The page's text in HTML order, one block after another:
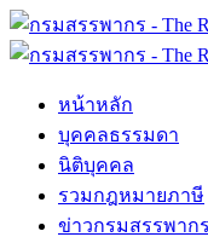
หน้าหลัก
บุคคลธรรมดา
นิติบุคคล
รวมกฎหมายภาษี
ข่าวกรมสรรพากร